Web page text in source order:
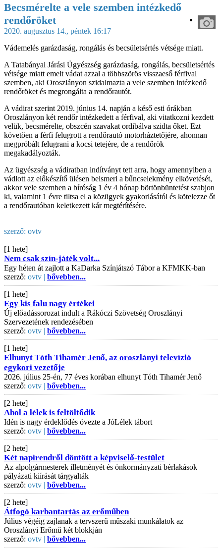
Becsmérelte a vele szemben intézkedő
rendőröket
2020. augusztus 14., péntek 16:17
Vádemelés garázdaság, rongálás és becsületsértés vétsége miatt.
A Tatabányai Járási Ügyészség garázdaság, rongálás, becsületsértés
vétsége miatt emelt vádat azzal a többszörös visszaeső férfival
szemben, aki Oroszlányon szidalmazta a vele szemben intézkedő
rendőröket és megrongálta a rendőrautót.
A vádirat szerint 2019. június 14. napján a késő esti órákban
Oroszlányon két rendőr intézkedett a férfival, aki vitatkozni kezdett
velük, becsmérelte, obszcén szavakat ordibálva szidta őket. Ezt
követően a férfi felugrott a rendőrautó motorháztetőjére, ahonnan
megpróbált felugrani a kocsi tetejére, de a rendőrök
megakadályozták.
Az ügyészség a vádiratban indítványt tett arra, hogy amennyiben a
vádlott az előkészítő ülésen beismeri a bűncselekmény elkövetését,
akkor vele szemben a bíróság 1 év 4 hónap börtönbüntetést szabjon
ki, valamint 1 évre tiltsa el a közügyek gyakorlásától és kötelezze őt
a rendőrautóban keletkezett kár megtérítésére.
szerző: ovtv
[1 hete]
Nem csak szín-játék volt...
Egy héten át zajlott a KaDarka Színjátszó Tábor a KFMKK-ban
szerző: ovtv | bővebben...
[1 hete]
Egy kis falu nagy értékei
Új előadássorozat indult a Rákóczi Szövetség Oroszlányi
Szervezetének rendezésében
szerző: ovtv | bővebben...
[1 hete]
Elhunyt Tóth Tihamér Jenő, az oroszlányi televízió
egykori vezetője
2026. július 25-én, 77 éves korában elhunyt Tóth Tihamér Jenő
szerző: ovtv | bővebben...
[2 hete]
Ahol a lélek is feltöltődik
Idén is nagy érdeklődés övezte a JóLélek tábort
szerző: ovtv | bővebben...
[2 hete]
Két napirendről döntött a képviselő-testület
Az alpolgármesterek illetményét és önkormányzati bérlakások
pályázati kiírását tárgyalták
szerző: ovtv | bővebben...
[2 hete]
Átfogó karbantartás az erőműben
Július végéig zajlanak a tervszerű műszaki munkálatok az
Oroszlányi Erőmű két blokkján
szerző: ovtv | bővebben...